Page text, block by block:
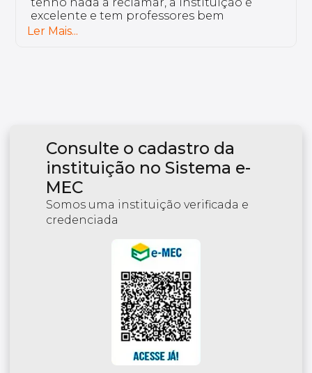
excelente e tem professores bem
preparados.
Ler Mais...
Consulte o cadastro da
instituição no Sistema e-
MEC
Somos uma instituição verificada e
credenciada